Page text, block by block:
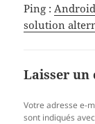
Ping :
solution
Laisser un
Votre adresse e-
sont indiqués